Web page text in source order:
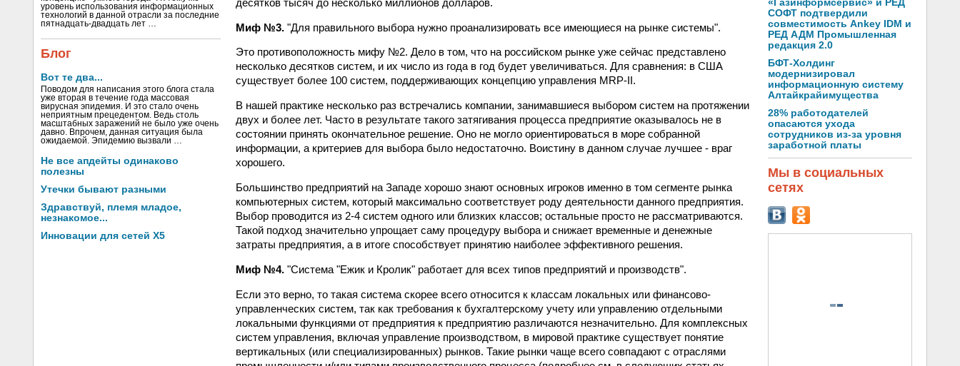
уровень использования информационных
технологий в данной отрасли за последние
пятнадцать-двадцать лет …
Блог
Вот те два...
Поводом для написания этого блога стала
уже вторая в течение года массовая
вирусная эпидемия. И это стало очень
неприятным прецедентом. Ведь столь
масштабных заражений не было уже очень
давно. Впрочем, данная ситуация была
ожидаемой. Эпидемию вызвали …
Не все апдейты одинаково
полезны
Утечки бывают разными
Здравствуй, племя младое,
незнакомое...
Инновации для сетей X5
Миф №3. "Для правильного выбора нужно проанализировать все имеющиеся на рынке системы".
Это противоположность мифу №2. Дело в том, что на российском рынке уже сейчас представлено
несколько десятков систем, и их число из года в год будет увеличиваться. Для сравнения: в США
существует более 100 систем, поддерживающих концепцию управления MRP-II.
В нашей практике несколько раз встречались компании, занимавшиеся выбором систем на протяжении
двух и более лет. Часто в результате такого затягивания процесса предприятие оказывалось не в
состоянии принять окончательное решение. Оно не могло ориентироваться в море собранной
информации, а критериев для выбора было недостаточно. Воистину в данном случае лучшее - враг
хорошего.
Большинство предприятий на Западе хорошо знают основных игроков именно в том сегменте рынка
компьютерных систем, который максимально соответствует роду деятельности данного предприятия.
Выбор проводится из 2-4 систем одного или близких классов; остальные просто не рассматриваются.
Такой подход значительно упрощает саму процедуру выбора и снижает временные и денежные
затраты предприятия, а в итоге способствует принятию наиболее эффективного решения.
Миф №4. "Система "Ежик и Кролик" работает для всех типов предприятий и производств".
Если это верно, то такая система скорее всего относится к классам локальных или финансово-
управленческих систем, так как требования к бухгалтерскому учету или управлению отдельными
локальными функциями от предприятия к предприятию различаются незначительно. Для комплексных
систем управления, включая управление производством, в мировой практике существует понятие
вертикальных (или специализированных) рынков. Такие рынки чаще всего совпадают с отраслями
«Газинформсервис» и РЕД
СОФТ подтвердили
совместимость Ankey IDM и
РЕД АДМ Промышленная
редакция 2.0
БФТ-Холдинг
модернизировал
информационную систему
Алтайкрайимущества
28% работодателей
опасаются ухода
сотрудников из-за уровня
заработной платы
Мы в социальных
сетях